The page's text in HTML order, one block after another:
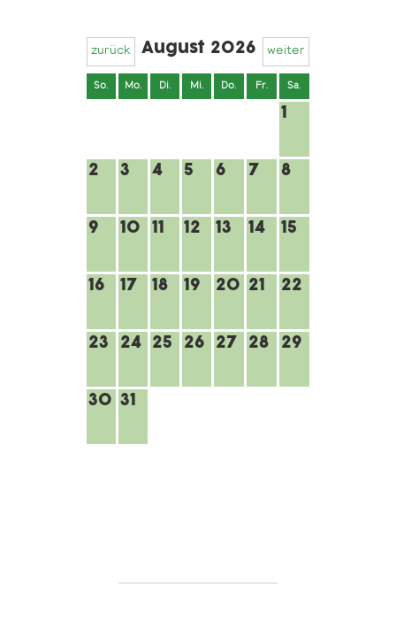
zurück August 2026 weiter
So. Mo. Di. Mi. Do. Fr. Sa.
1
2 3 4 5 6 7 8
9 10 11 12 13 14 15
16 17 18 19 20 21 22
23 24 25 26 27 28 29
30 31